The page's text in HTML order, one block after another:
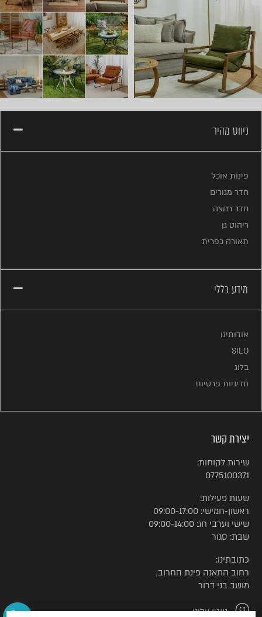
ניווט מהיר
פינות אוכל
חדר מגורים
חדר רחצה
ריהוט גן
תאורה כפרית
מידע כללי
אודותינו
SILO
בלוג
מדיניות פרטיות
יצירת קשר
שירות לקוחות:
0775100371
שעות פעילות:
ראשון-חמישי: 09:00-17:00
שישי וערבי חג: 09:00-14:00
שבת: סגור
כתובתינו:
רחוב התאנה פינת החרוב,
מושב בני דרור
נווטו אלינו